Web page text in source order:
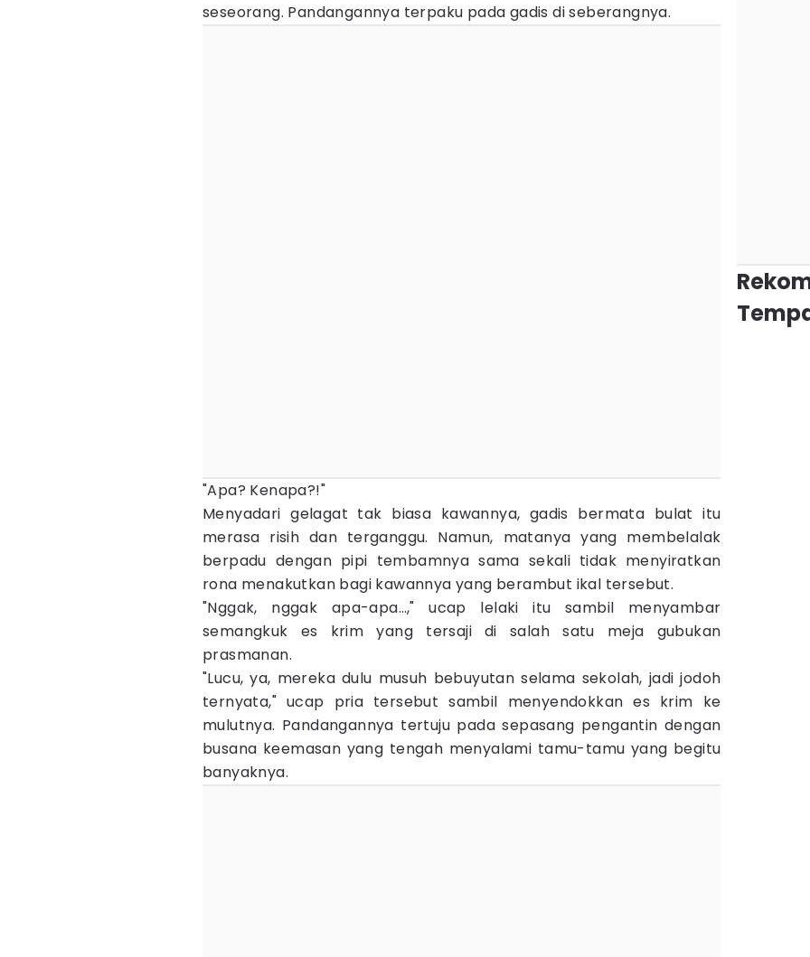
seseorang. Pandangannya terpaku pada gadis di seberangnya.
"Apa? Kenapa?!"
Menyadari gelagat tak biasa kawannya, gadis bermata bulat itu
merasa risih dan terganggu. Namun, matanya yang membelalak
berpadu dengan pipi tembamnya sama sekali tidak menyiratkan
rona menakutkan bagi kawannya yang berambut ikal tersebut.
"Nggak, nggak apa-apa…," ucap lelaki itu sambil menyambar
semangkuk es krim yang tersaji di salah satu meja gubukan
prasmanan.
"Lucu, ya, mereka dulu musuh bebuyutan selama sekolah, jadi jodoh
ternyata," ucap pria tersebut sambil menyendokkan es krim ke
mulutnya. Pandangannya tertuju pada sepasang pengantin dengan
busana keemasan yang tengah menyalami tamu-tamu yang begitu
banyaknya.